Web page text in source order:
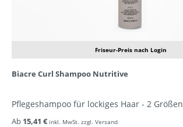
Friseur-Preis nach Login
Biacre Curl Shampoo Nutritive
Pflegeshampoo für lockiges Haar - 2 Größen
Ab 15,41 € inkl. MwSt. zzgl. Versand